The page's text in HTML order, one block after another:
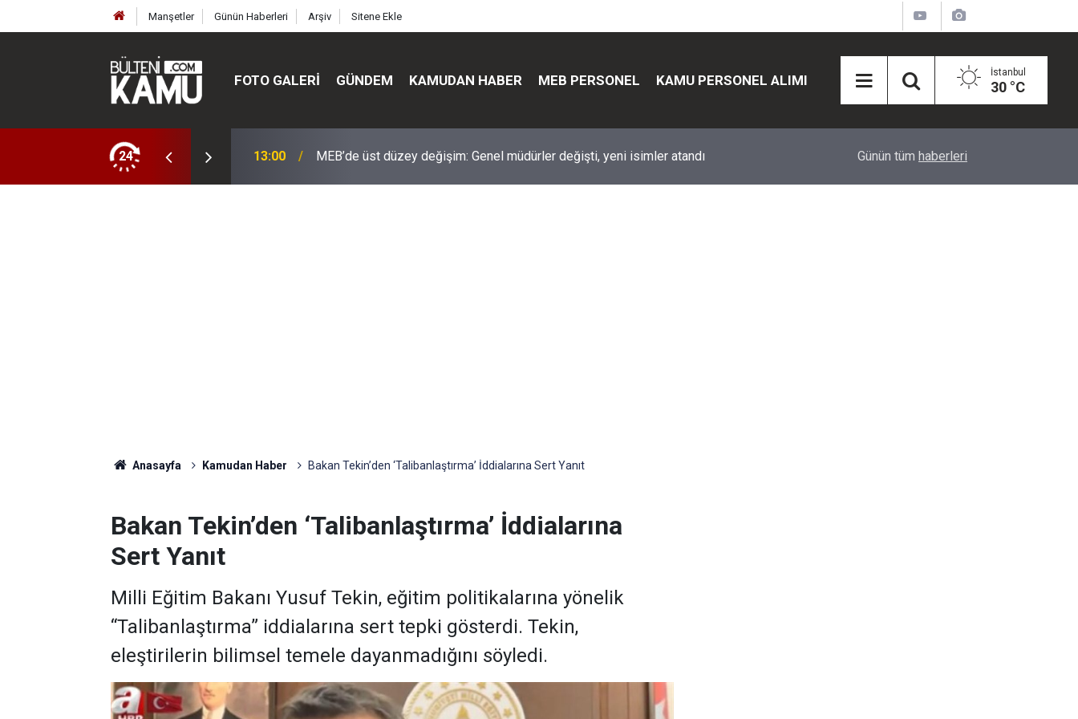
Manşetler Günün Haberleri Arşiv Sitene Ekle
FOTO GALERI GÜNDEM KAMUDAN HABER MEB PERSONEL KAMU PERSONEL ALIMI İstanbul
30 °C
24
ve enstitüler kuruldu, bazıları kapatıldı 13:00 MEB’de üst düzey değişim: Genel müdürler değişti, yeni isimler atandı Eğiti Bir Sen'den Kadınlar İçin Olay Teklif:
Günün tüm haberleri
Anasayfa Kamudan Haber Bakan Tekin’den ‘Talibanlaştırma’ İddialarına Sert Yanıt
Bakan Tekin’den ‘Talibanlaştırma’ İddialarına
Sert Yanıt
Milli Eğitim Bakanı Yusuf Tekin, eğitim politikalarına yönelik
“Talibanlaştırma” iddialarına sert tepki gösterdi. Tekin,
eleştirilerin bilimsel temele dayanmadığını söyledi.